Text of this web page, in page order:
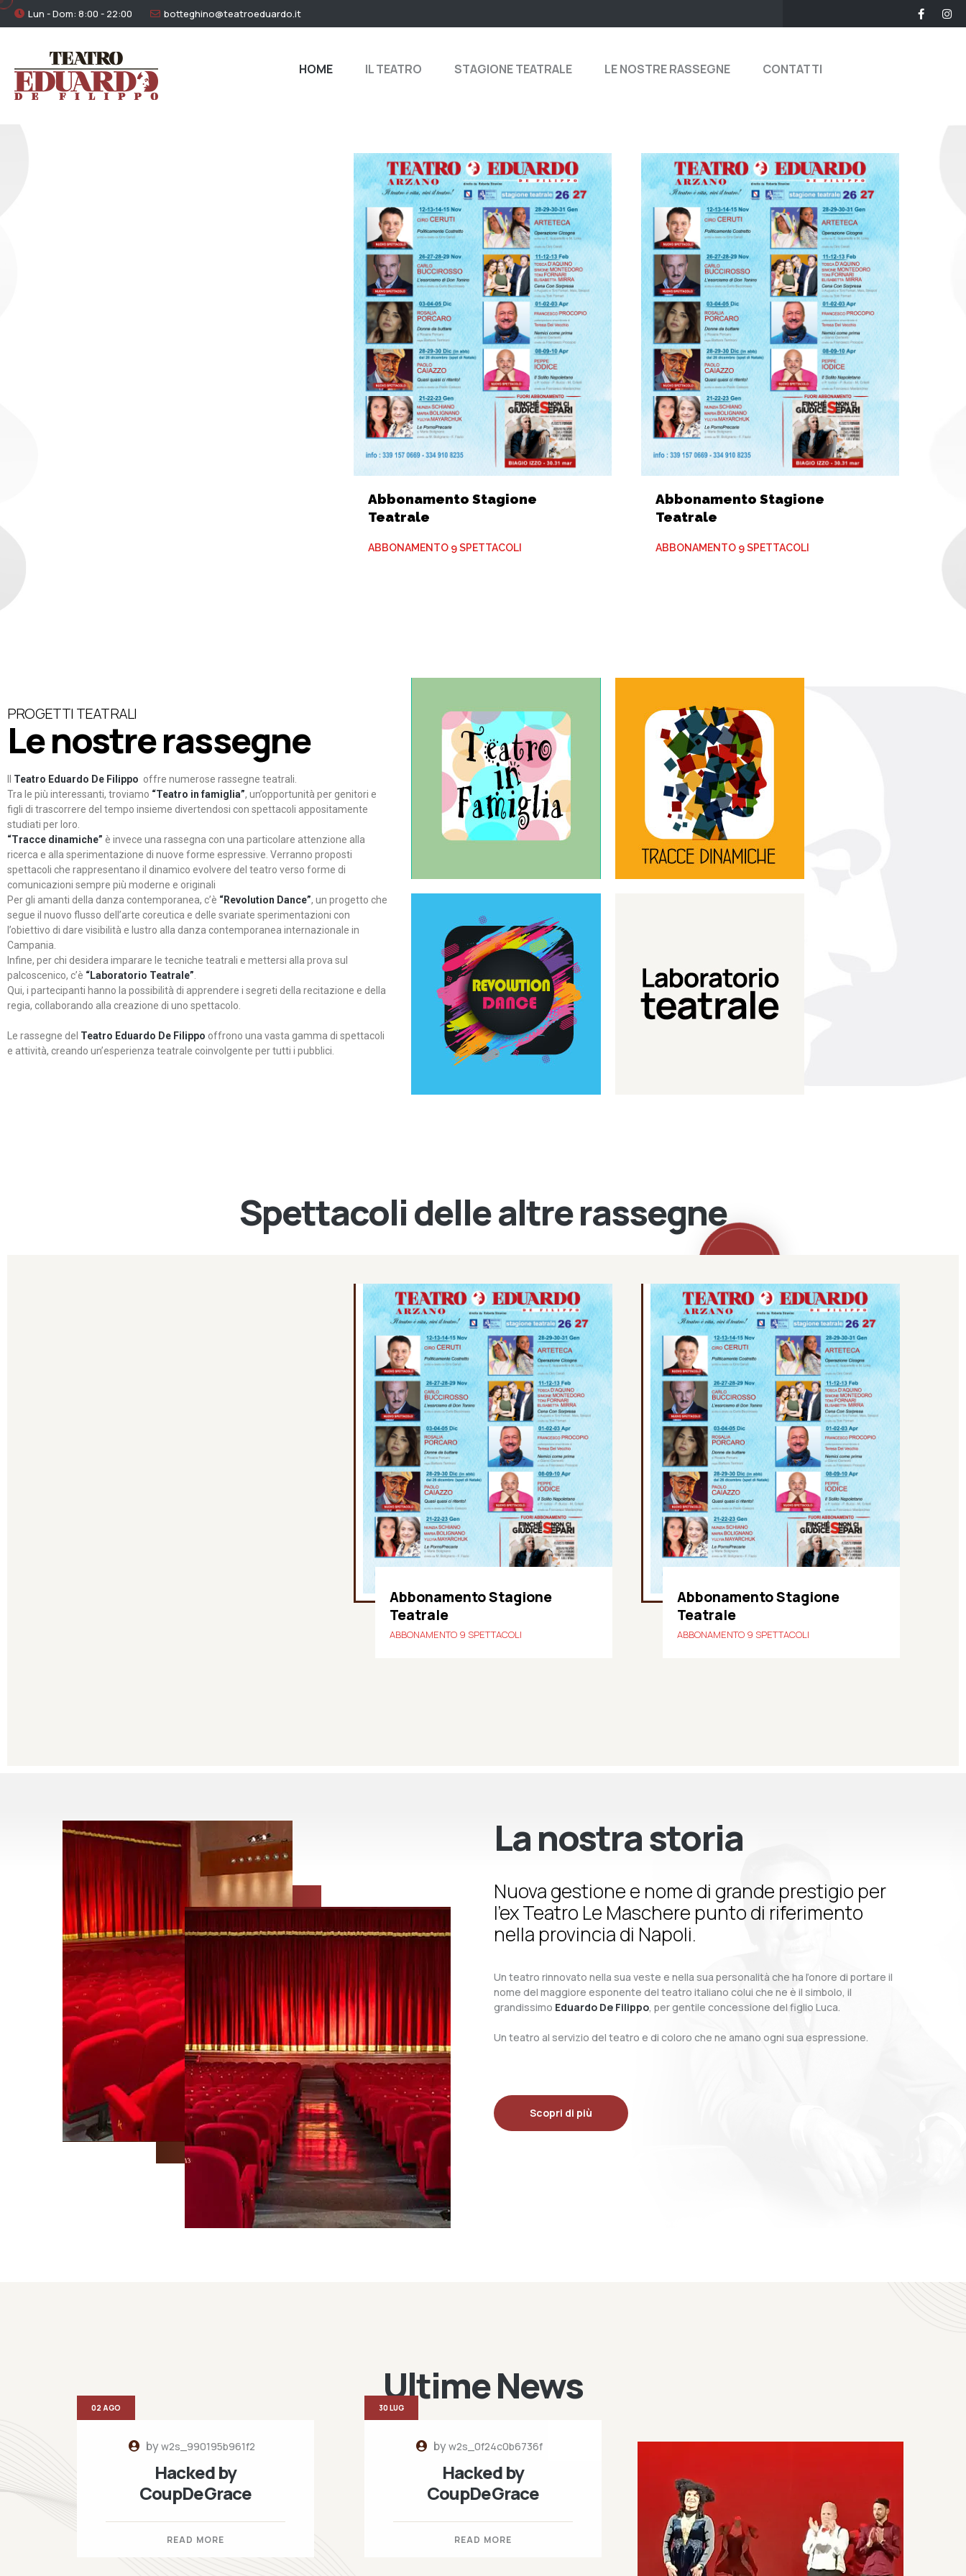
Lun - Dom: 8:00 - 22:00 botteghino@teatroeduardo.it
HOME IL TEATRO STAGIONE TEATRALE LE NOSTRE RASSEGNE CONTATTI
Abbonamento Stagione
Teatrale
ABBONAMENTO 9 SPETTACOLI
Abbonamento Stagione
Teatrale
ABBONAMENTO 9 SPETTACOLI
PROGETTI TEATRALI
Le nostre rassegne
Teatro Eduardo De Filippo offre numerose rassegne teatrali.
Tra le più interessanti, troviamo “Teatro in famiglia”, un’opportunità per genitori e
figli di trascorrere del tempo insieme divertendosi con spettacoli appositamente
studiati per loro.
“Tracce dinamiche” è invece una rassegna con una particolare attenzione alla
ricerca e alla sperimentazione di nuove forme espressive. Verranno proposti
spettacoli che rappresentano il dinamico evolvere del teatro verso forme di
comunicazioni sempre più moderne e originali
Per gli amanti della danza contemporanea, c’è “Revolution Dance”, un progetto che
segue il nuovo flusso dell’arte coreutica e delle svariate sperimentazioni con
l’obiettivo di dare visibilità e lustro alla danza contemporanea internazionale in
Campania.
Infine, per chi desidera imparare le tecniche teatrali e mettersi alla prova sul
palcoscenico, c’è “Laboratorio Teatrale”
Qui, i partecipanti hanno la possibilità di apprendere i segreti della recitazione e della
regia, collaborando alla creazione di uno spettacolo.
Le rassegne del Teatro Eduardo De Filippo offrono una vasta gamma di spettacoli
e attività, creando un’esperienza teatrale coinvolgente per tutti i pubblici.
Teatro in famiglia
Teatro In Famiglia è una
rassegna di teatro concepita
per far condividere e godere
del teatro all’intera famiglia.
Continua
Tracce dinamiche
Tracce Dinamiche è una
rassegna di teatro
d’innovazione e sperimentale.
Continua
Revolution Dance
Rassegna di danza
contemporanea – I Edizione
Continua
Laboratorio di teatro del
Teatro Eduardo de Filippo
Spettacoli delle altre rassegne
Abbonamento Stagione
Teatrale
ABBONAMENTO 9 SPETTACOLI
Abbonamento Stagione
Teatrale
ABBONAMENTO 9 SPETTACOLI
La nostra storia
Nuova gestione e nome di grande prestigio per
l’ex Teatro Le Maschere punto di riferimento
nella provincia di Napoli.
Un teatro rinnovato nella sua veste e nella sua personalità che ha l’onore di portare il
nome del maggiore esponente del teatro italiano colui che ne è il simbolo, il
grandissimo Eduardo De Filippo, per gentile concessione del figlio Luca.
Un teatro al servizio del teatro e di coloro che ne amano ogni sua espressione.
Scopri di più
Ultime News
byw2s_990195b961f2
Hacked by
CoupDeGrace
READ MORE
02 AGO
byw2s_0f24c0b6736f
Hacked by
CoupDeGrace
READ MORE
30 LUG